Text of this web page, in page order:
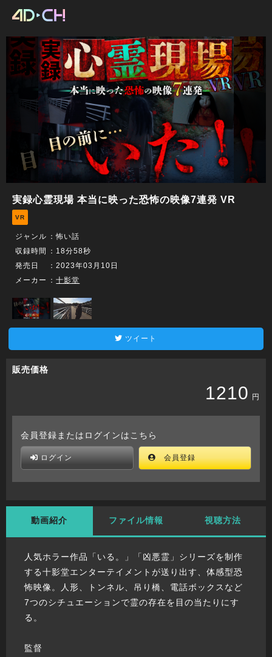
実録心霊現場 本当に映った恐怖の映像7連発 VR
VR
ジャンル ：怖い話
収録時間
：18分58秒
発売日
：2023年03月10日
メーカー
：十影堂
ツイート
販売価格
1210 円
会員登録またはログインはこちら
ログイン 会員登録
動画紹介 ファイル情報 視聴方法
人気ホラー作品「いる。」「凶悪霊」シリーズを制作
する十影堂エンターテイメントが送り出す、体感型恐
怖映像。人形、トンネル、吊り橋、電話ボックスなど
7つのシチュエーションで霊の存在を目の当たりにす
る。
監督